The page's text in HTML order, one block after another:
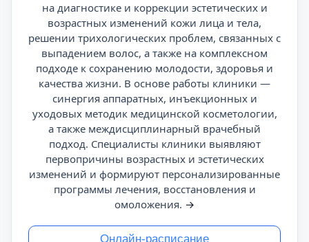
на диагностике и коррекции эстетических и
возрастных изменений кожи лица и тела,
решении трихологических проблем, связанных с
выпадением волос, а также на комплексном
подходе к сохранению молодости, здоровья и
качества жизни. В основе работы клиники —
синергия аппаратных, инъекционных и
уходовых методик медицинской косметологии,
а также междисциплинарный врачебный
подход. Специалисты клиники выявляют
первопричины возрастных и эстетических
изменений и формируют персонализированные
программы лечения, восстановления и
омоложения. →
Онлайн-расписание